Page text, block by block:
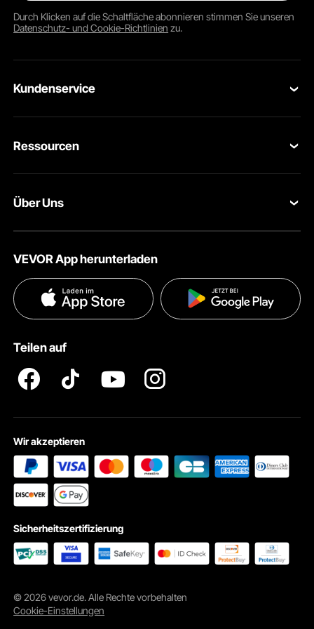
Durch Klicken auf die Schaltflächeabonnieren stimmen Sie unseren
Datenschutz- und Cookie-Richtlinien zu.
Kundenservice
Rückgaben & Ersatz
Zahlungsmethoden
Ressourcen
Pro-Mitgliederprogramm
Influencer Programm
Über Uns
Nutzungsbedingungen
Datenschutzerklärung
VEVOR App herunterladen
Teilen auf
Wir akzeptieren
Sicherheitszertifizierung
© 2026 vevor.de. Alle Rechte vorbehalten
Cookie-Einstellungen